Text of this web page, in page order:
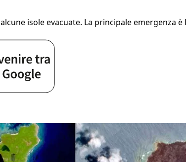
isole evacuate. La principale emergenza